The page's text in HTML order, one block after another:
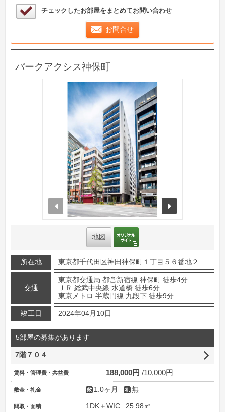
検討中リストサンプル
チェックしたお部屋をまとめてお問い合わせ
お問合せ
パークアクシス神保町
prev
地図
オリジナルサイト
所在地 東京都千代田区神田神保町１丁目５６番地２
交通
東京都交通局 都営新宿線 神保町 徒歩4分
ＪＲ 総武中央線 水道橋 徒歩6分
東京メトロ 半蔵門線 九段下 徒歩9分
竣工日 2024年04月10日
5部屋の募集があります
7階７０４
賃料・管理費・共益費 188,000円 10,000円
敷金・礼金 1.0ヶ月 無
間取・面積 1DK＋WIC 25.98㎡